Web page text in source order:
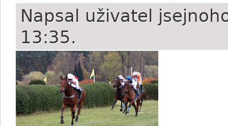
Napsal uživatel
13:35.